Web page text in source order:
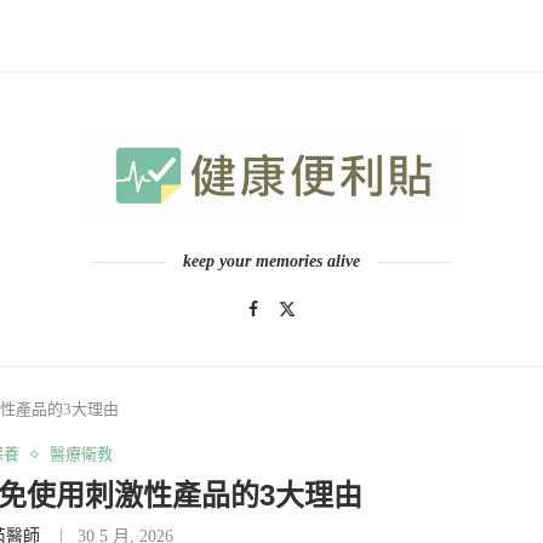
keep your memories alive
產品的3大理由
養 醫療衛教
使用刺激性產品的3大理由
醫師 30 5 月, 2026